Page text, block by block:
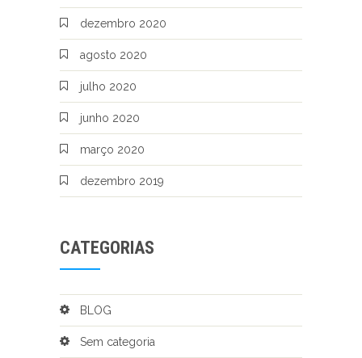
dezembro 2020
agosto 2020
julho 2020
junho 2020
março 2020
dezembro 2019
CATEGORIAS
BLOG
Sem categoria